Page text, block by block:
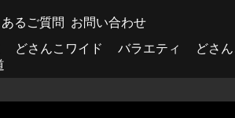
るご質問 お問い合わせ
どさんこワイド バラエティ どさ